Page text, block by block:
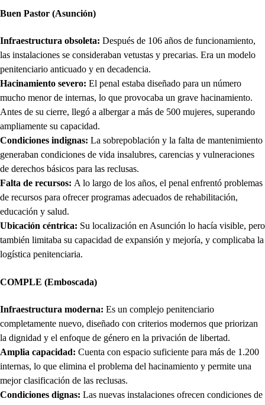
Buen Pastor (Asunción)
Infraestructura obsoleta: Después de 106 años de funcionamiento,
las instalaciones se consideraban vetustas y precarias. Era un modelo
penitenciario anticuado y en decadencia.
Hacinamiento severo: El penal estaba diseñado para un número
mucho menor de internas, lo que provocaba un grave hacinamiento.
Antes de su cierre, llegó a albergar a más de 500 mujeres, superando
ampliamente su capacidad.
Condiciones indignas: La sobrepoblación y la falta de mantenimiento
generaban condiciones de vida insalubres, carencias y vulneraciones
de derechos básicos para las reclusas.
Falta de recursos: A lo largo de los años, el penal enfrentó problemas
de recursos para ofrecer programas adecuados de rehabilitación,
educación y salud.
Ubicación céntrica: Su localización en Asunción lo hacía visible, pero
también limitaba su capacidad de expansión y mejoría, y complicaba la
logística penitenciaria.
COMPLE (Emboscada)
Infraestructura moderna: Es un complejo penitenciario
completamente nuevo, diseñado con criterios modernos que priorizan
la dignidad y el enfoque de género en la privación de libertad.
Amplia capacidad: Cuenta con espacio suficiente para más de 1.200
internas, lo que elimina el problema del hacinamiento y permite una
mejor clasificación de las reclusas.
Condiciones dignas: Las nuevas instalaciones ofrecen condiciones de